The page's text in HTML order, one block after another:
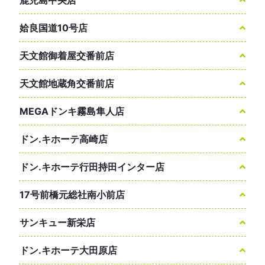
姶良国道10号店
天文館御着屋交番前店
天文館地蔵角交番前店
MEGAドンキ霧島隼人店
ドン.キホーテ高崎店
ドン.キホーテ行田持田インター店
17号前橋元総社南小前店
サンキュー新栄店
ドン.キホーテ大田原店